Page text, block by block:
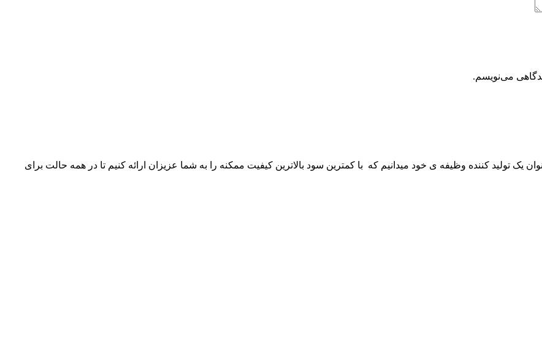
می‌نویسم.
یک تولید کننده وظیفه ی خود میدانیم که با کمترین سود بالاترین کیفیت ممکنه را به شما عزیزان ارائه کنیم تا در همه حالت برای